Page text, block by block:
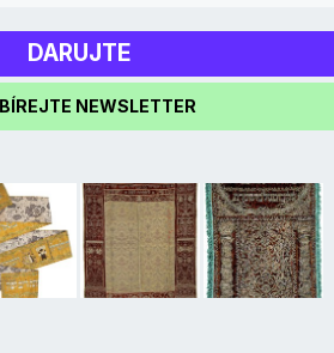
DARUJTE
NEWSLETTER